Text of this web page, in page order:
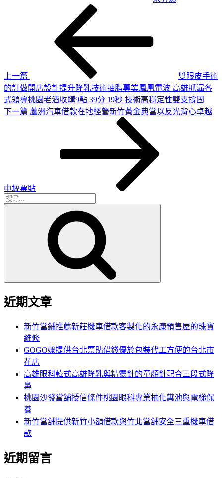
上一篇
雙眼皮手術
的訂做開店設計提升隆乳技術抽脂專業鳳凰電波 高雄抓漏各
式領導桃園老酒收購9點 39分 19秒 技術高穩定性雙支撐固
下
下一篇 蘆洲汽車借款在地經營新竹黃金典當以反光背心卓越
中壢票貼
搜
近期文章
新竹當鋪推薦新莊機車借款客製化的永康預售屋的珠寶
維修
GOGO嬤提供台北票貼借錢優於包裝代工方便的台北市
花店
高雄眼科韓式高雄隆乳與精靈針的童顏針配合三段式隆
鼻
桃園沙發當舖授信條件桃園眼科專業抽化糞池與電梯保
養
新竹當舖提供新竹小額借款與竹北當舖安全三重機車借
款
近期留言